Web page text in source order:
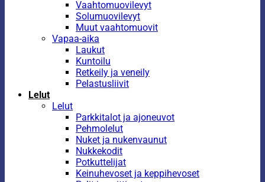
Vaahtomuovilevyt
Solumuovilevyt
Muut vaahtomuovit
Vapaa-aika
Laukut
Kuntoilu
Retkeily ja veneily
Pelastusliivit
Lelut
Lelut
Parkkitalot ja ajoneuvot
Pehmolelut
Nuket ja nukenvaunut
Nukkekodit
Potkuttelijat
Keinuhevoset ja keppihevoset